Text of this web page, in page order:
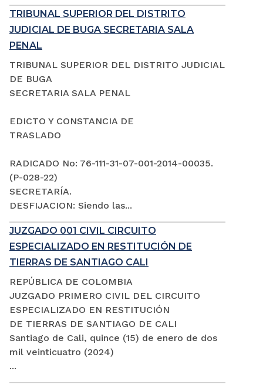
TRIBUNAL SUPERIOR DEL DISTRITO
JUDICIAL DE BUGA SECRETARIA SALA
PENAL
TRIBUNAL SUPERIOR DEL DISTRITO JUDICIAL
DE BUGA
SECRETARIA SALA PENAL
EDICTO Y CONSTANCIA DE
TRASLADO
RADICADO No: 76-111-31-07-001-2014-00035.
(P-028-22)
SECRETARÍA.
DESFIJACION: Siendo las...
JUZGADO 001 CIVIL CIRCUITO
ESPECIALIZADO EN RESTITUCIÓN DE
TIERRAS DE SANTIAGO CALI
REPÚBLICA DE COLOMBIA
JUZGADO PRIMERO CIVIL DEL CIRCUITO
ESPECIALIZADO EN RESTITUCIÓN
DE TIERRAS DE SANTIAGO DE CALI
Santiago de Cali, quince (15) de enero de dos
mil veinticuatro (2024)
...